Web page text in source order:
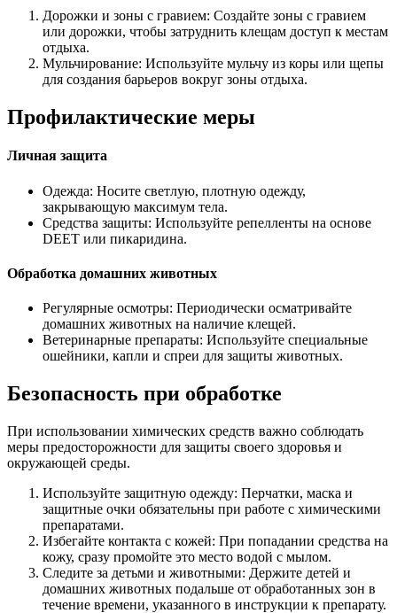
Дорожки и зоны с гравием: Создайте зоны с гравием
или дорожки, чтобы затруднить клещам доступ к местам
отдыха.
Мульчирование: Используйте мульчу из коры или щепы
для создания барьеров вокруг зоны отдыха.
Профилактические меры
Личная защита
Одежда: Носите светлую, плотную одежду,
закрывающую максимум тела.
Средства защиты: Используйте репелленты на основе
DEET или пикаридина.
Обработка домашних животных
Регулярные осмотры: Периодически осматривайте
домашних животных на наличие клещей.
Ветеринарные препараты: Используйте специальные
ошейники, капли и спреи для защиты животных.
Безопасность при обработке
При использовании химических средств важно соблюдать
меры предосторожности для защиты своего здоровья и
окружающей среды.
Используйте защитную одежду: Перчатки, маска и
защитные очки обязательны при работе с химическими
препаратами.
Избегайте контакта с кожей: При попадании средства на
кожу, сразу промойте это место водой с мылом.
Следите за детьми и животными: Держите детей и
домашних животных подальше от обработанных зон в
течение времени, указанного в инструкции к препарату.